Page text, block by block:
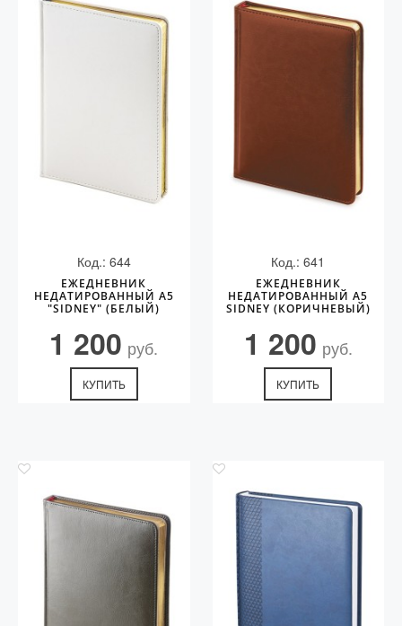
Код.: 644
ЕЖЕДНЕВНИК
НЕДАТИРОВАННЫЙ А5
"SIDNEY" (БЕЛЫЙ)
1 200 руб.
КУПИТЬ
Код.: 641
ЕЖЕДНЕВНИК
НЕДАТИРОВАННЫЙ А5
SIDNEY (КОРИЧНЕВЫЙ)
1 200 руб.
КУПИТЬ